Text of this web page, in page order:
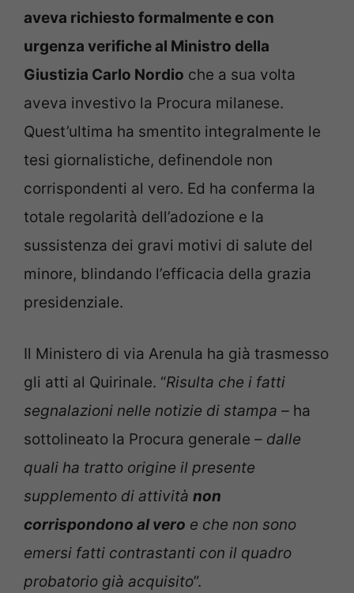
aveva richiesto formalmente e con
urgenza verifiche al Ministro della
Giustizia Carlo Nordio che a sua volta
aveva investivo la Procura milanese.
Quest’ultima ha smentito integralmente le
tesi giornalistiche, definendole non
corrispondenti al vero. Ed ha conferma la
totale regolarità dell’adozione e la
sussistenza dei gravi motivi di salute del
minore, blindando l’efficacia della grazia
presidenziale.
Il Ministero di via Arenula ha già trasmesso
gli atti al Quirinale. “Risulta che i fatti
segnalazioni nelle notizie di stampa – ha
sottolineato la Procura generale – dalle
quali ha tratto origine il presente
supplemento di attività non
corrispondono al vero e che non sono
emersi fatti contrastanti con il quadro
probatorio già acquisito”.